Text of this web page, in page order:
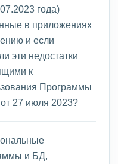
года)
в приложениях
и если
эти недостатки
к
Программы
27 июля 2023?
и БД,